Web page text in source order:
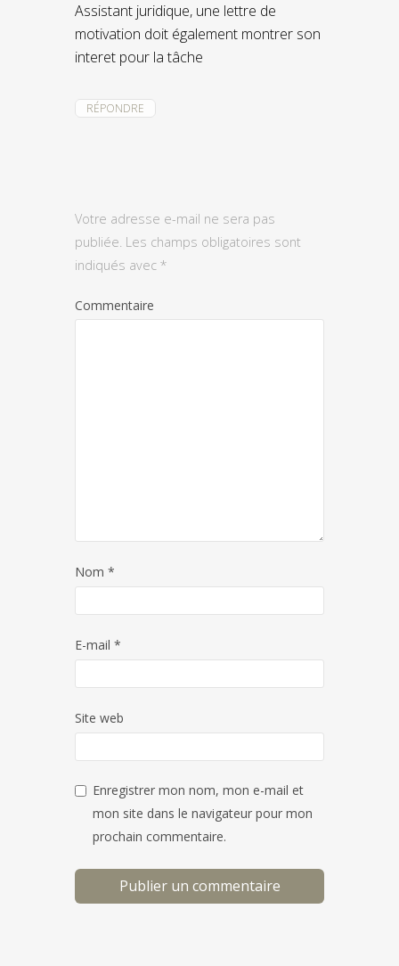
Assistant juridique, une lettre de
motivation doit également montrer son
interet pour la tâche
RÉPONDRE
Votre adresse e-mail ne sera pas
publiée. Les champs obligatoires sont
indiqués avec *
Commentaire
Nom *
E-mail *
Site web
Enregistrer mon nom, mon e-mail et
mon site dans le navigateur pour mon
prochain commentaire.